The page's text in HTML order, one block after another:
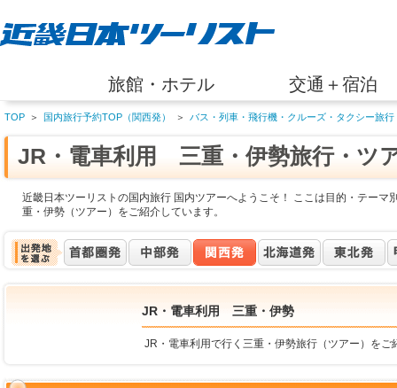
旅館・ホテル 交通＋宿泊
TOP ＞ 国内旅行予約TOP（関西発） ＞ バス・列車・飛行機・クルーズ・タクシー旅行
JR・電車利用 三重・伊勢旅行・ツ
近畿日本ツーリストの国内旅行 国内ツアーへようこそ！ ここは目的・テー
重・伊勢（ツアー）をご紹介しています。
JR・電車利用 三重・伊勢
JR・電車利用で行く三重・伊勢旅行（ツアー）をご